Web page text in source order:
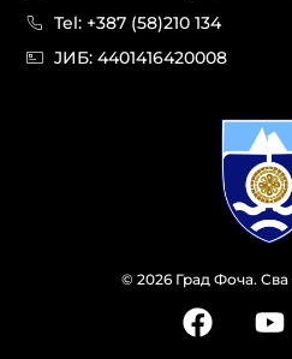
© 2026 Град Фоча.
Tel: +387 (58)210 134
JИБ: 44014164​20008